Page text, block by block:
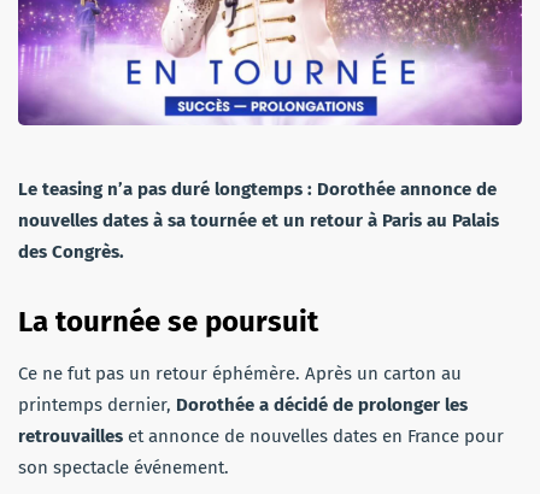
Le teasing n’a pas duré longtemps : Dorothée annonce de
nouvelles dates à sa tournée et un retour à Paris au Palais
des Congrès.
La tournée se poursuit
Ce ne fut pas un retour éphémère. Après un carton au
printemps dernier, Dorothée a décidé de prolonger les
retrouvailles et annonce de nouvelles dates en France pour
son spectacle événement.